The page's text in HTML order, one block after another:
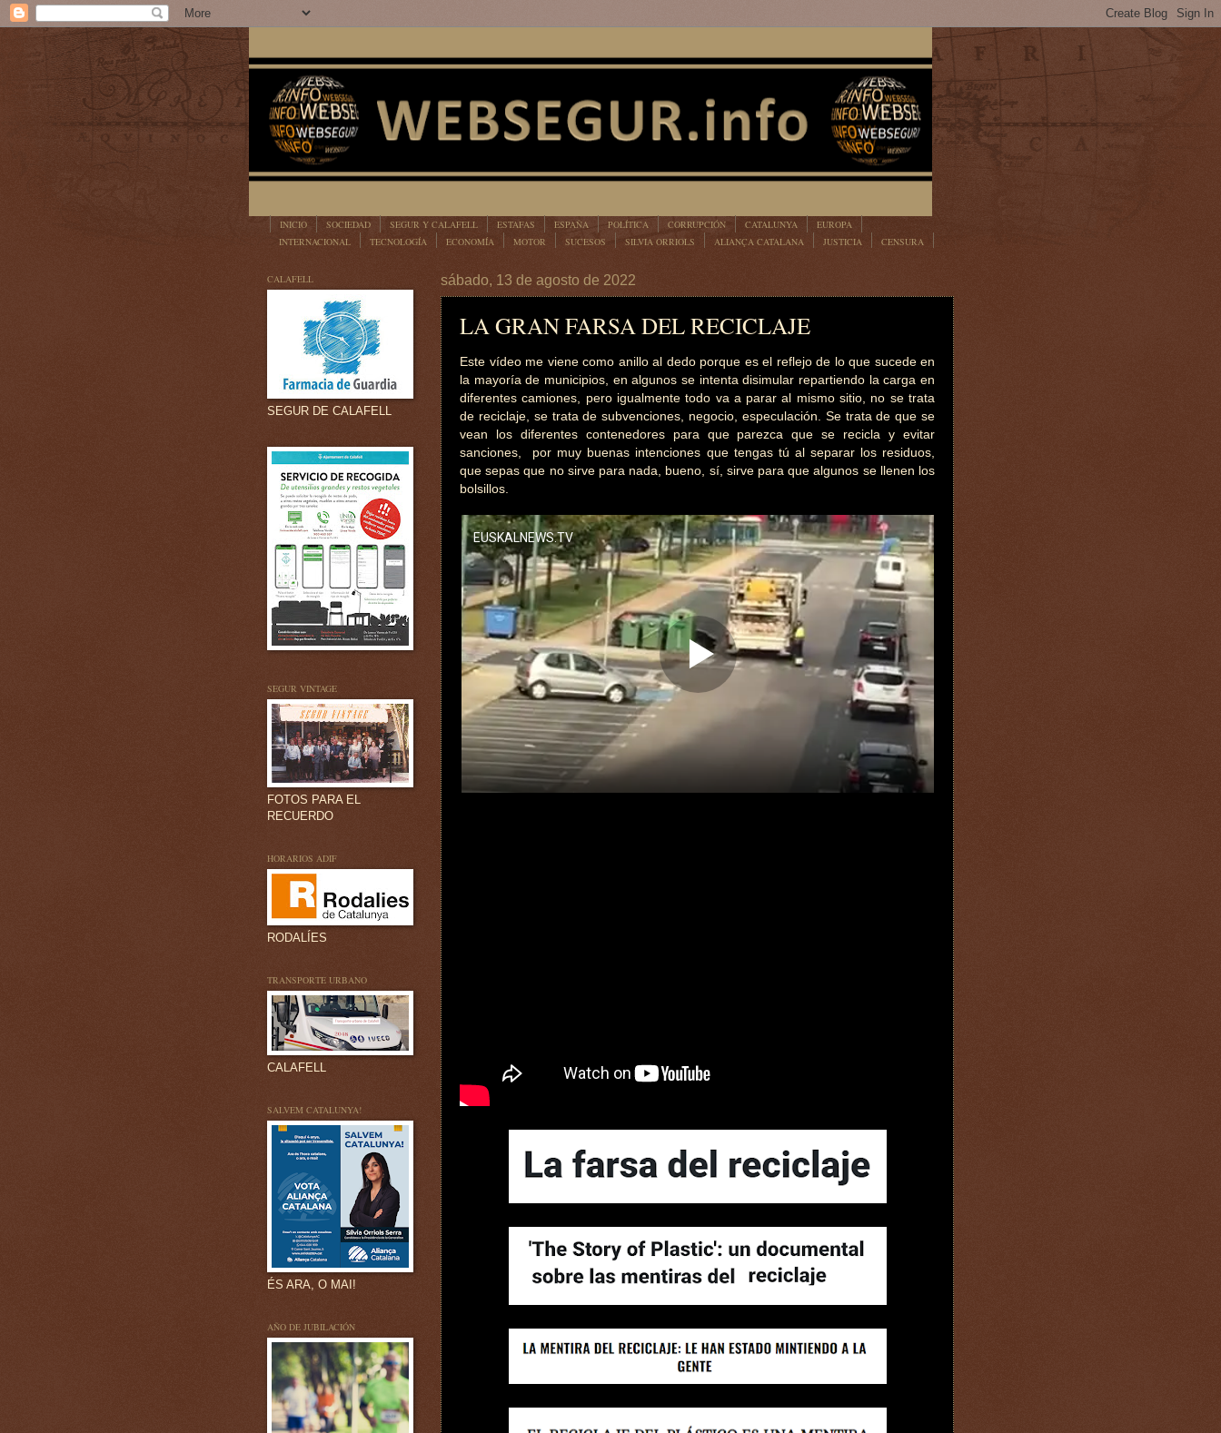
INICIO SOCIEDAD SEGUR Y CALAFELL ESTAFAS ESPAÑA POLÍTICA CORRUPCIÓN CATALUNYA
EUROPA
INTERNACIONAL
TECNOLOGÍA ECONOMÍA MOTOR SUCESOS SILVIA ORRIOLS ALIANÇA CATALANA JUSTICIA
CENSURA
sábado, 13 de agosto de 2022
LA GRAN FARSA DEL RECICLAJE
Este vídeo me viene como anillo al dedo porque es el reflejo de lo que sucede en
la mayoría de municipios, en algunos se intenta disimular repartiendo la carga en
diferentes camiones, pero igualmente todo va a parar al mismo sitio, no se trata
de reciclaje, se trata de subvenciones, negocio, especulación. Se trata de que se
vean los diferentes contenedores para que parezca que se recicla y evitar
sanciones, por muy buenas intenciones que tengas tú al separar los residuos,
que sepas que no sirve para nada, bueno, sí, sirve para que algunos se llenen los
bolsillos.
CALAFELL
SEGUR DE CALAFELL
SEGUR VINTAGE
FOTOS PARA EL
RECUERDO
HORARIOS ADIF
RODALÍES
TRANSPORTE URBANO
CALAFELL
SALVEM CATALUNYA!
ÉS ARA, O MAI!
AÑO DE JUBILACIÓN